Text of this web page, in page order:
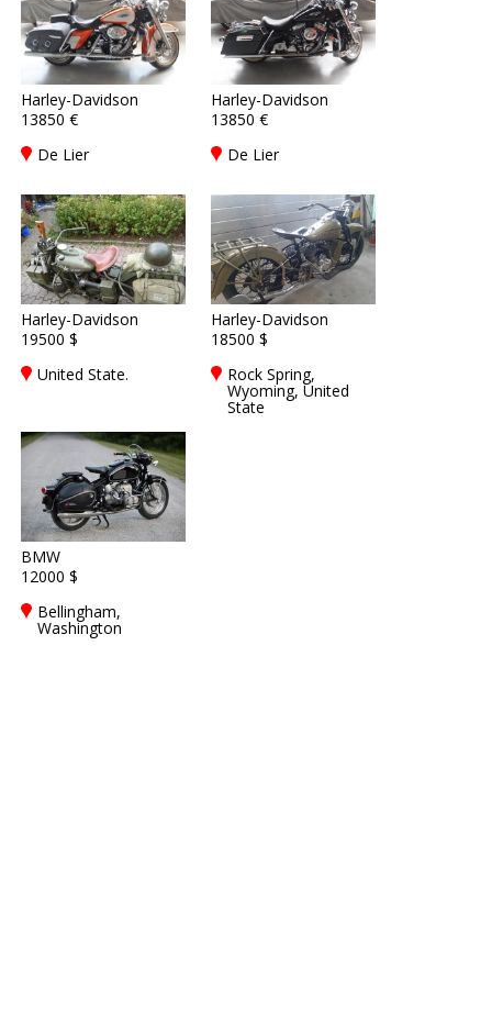
Harley-Davidson
13850 €
De Lier
Harley-Davidson
13850 €
De Lier
Harley-Davidson
19500 $
United State.
Harley-Davidson
18500 $
Rock Spring,
Wyoming, United
State
BMW
12000 $
Bellingham,
Washington